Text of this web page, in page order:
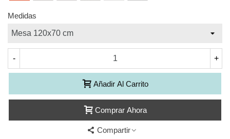
Medidas
- +
Añadir Al Carrito
Comprar Ahora
Compartir